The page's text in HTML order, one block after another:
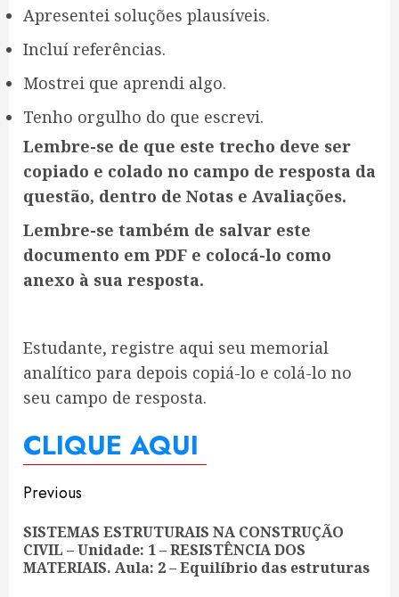
Apresentei soluções plausíveis.
Incluí referências.
Mostrei que aprendi algo.
Tenho orgulho do que escrevi.
Lembre-se de que este trecho deve ser
copiado e colado no campo de resposta da
questão, dentro de Notas e Avaliações.
Lembre-se também de salvar este
documento em PDF e colocá-lo como
anexo à sua resposta.
Estudante, registre aqui seu memorial
analítico para depois copiá-lo e colá-lo no
seu campo de resposta.
CLIQUE AQUI
Continue
Reading
Previous
SISTEMAS ESTRUTURAIS NA CONSTRUÇÃO
CIVIL – Unidade: 1 – RESISTÊNCIA DOS
MATERIAIS. Aula: 2 – Equilíbrio das estruturas